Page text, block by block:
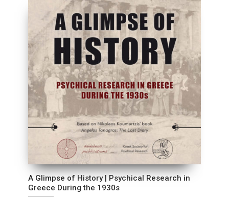
A Glimpse of History | Psychical Research in
Greece During the 1930s